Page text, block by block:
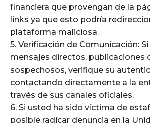
financiera que provengan de la
links ya que esto podría
plataforma maliciosa.
5. Verificación de Comunicación:
mensajes directos, publicaciones
sospechosos, verifique su
contactando directamente a la
través de sus canales oficiales.
6. Si usted ha sido víctima de
posible radicar denuncia en la